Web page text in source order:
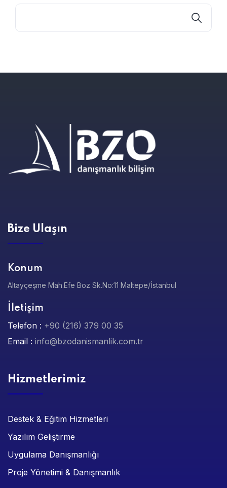
Bize Ulaşın
Konum
Altayçeşme Mah.Efe Boz Sk.No:11 Maltepe/İstanbul
İletişim
Telefon : +90 (216) 379 00 35
Email : info@bzodanismanlik.com.tr
Hizmetlerimiz
Destek & Eğitim Hizmetleri
Yazılım Geliştirme
Uygulama Danışmanlığı
Proje Yönetimi & Danışmanlık